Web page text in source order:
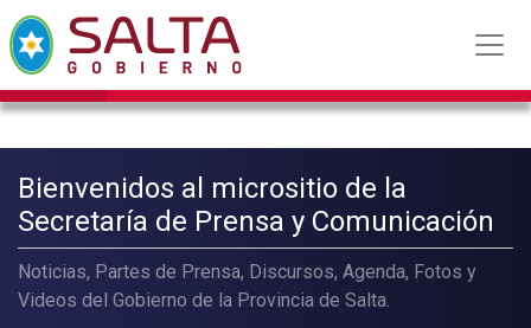
Bienvenidos al micrositio de la
Secretaría de Prensa y Comunicación
Noticias, Partes de Prensa, Discursos, Agenda, Fotos y
Videos del Gobierno de la Provincia de Salta.